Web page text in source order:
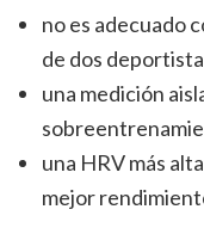
no es adecuado
de dos
una medición
una HRV más
mejor